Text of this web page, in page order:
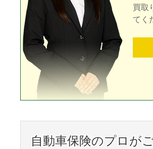
買取
てく
自動車保険のプロが